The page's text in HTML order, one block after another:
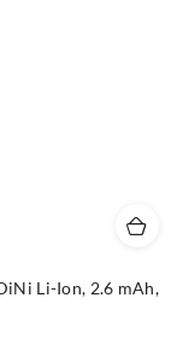
Li-Ion, 2.6 mAh,